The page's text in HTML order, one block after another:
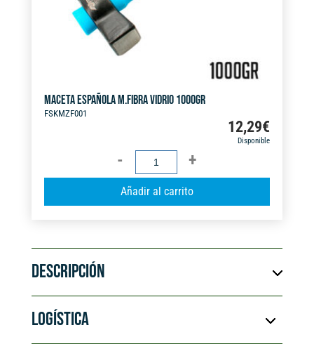
MACETA ESPAÑOLA M.FIBRA VIDRIO 1000GR
FSKMZF001
12,29€
Disponible
MACETA
ESPAÑOLA
M.FIBRA
VIDRIO
cantidad
Añadir al carrito
n
a
i
v
DESCRIPCIÓN
LOGÍSTICA